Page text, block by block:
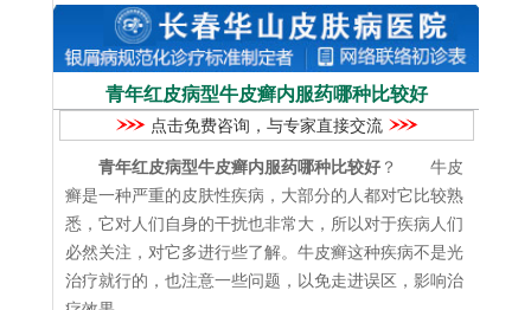
青年红皮病型牛皮癣内服药哪种比较好
点击免费咨询，与专家直接交流
青年红皮病型牛皮癣内服药哪种比较好 ？ 牛皮
癣是一种严重的皮肤性疾病，大部分的人都对它比较熟
悉，它对人们自身的干扰也非常大，所以对于疾病人们
必然关注，对它多进行些了解。牛皮癣这种疾病不是光
治疗就行的，也注意一些问题，以免走进误区，影响治